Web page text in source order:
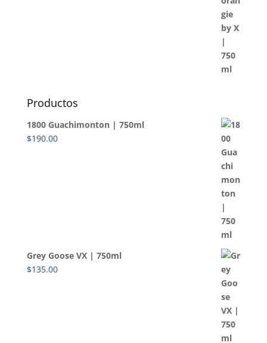
Productos
1800 Guachimonton | 750ml
$190.00
Grey Goose VX | 750ml
$135.00